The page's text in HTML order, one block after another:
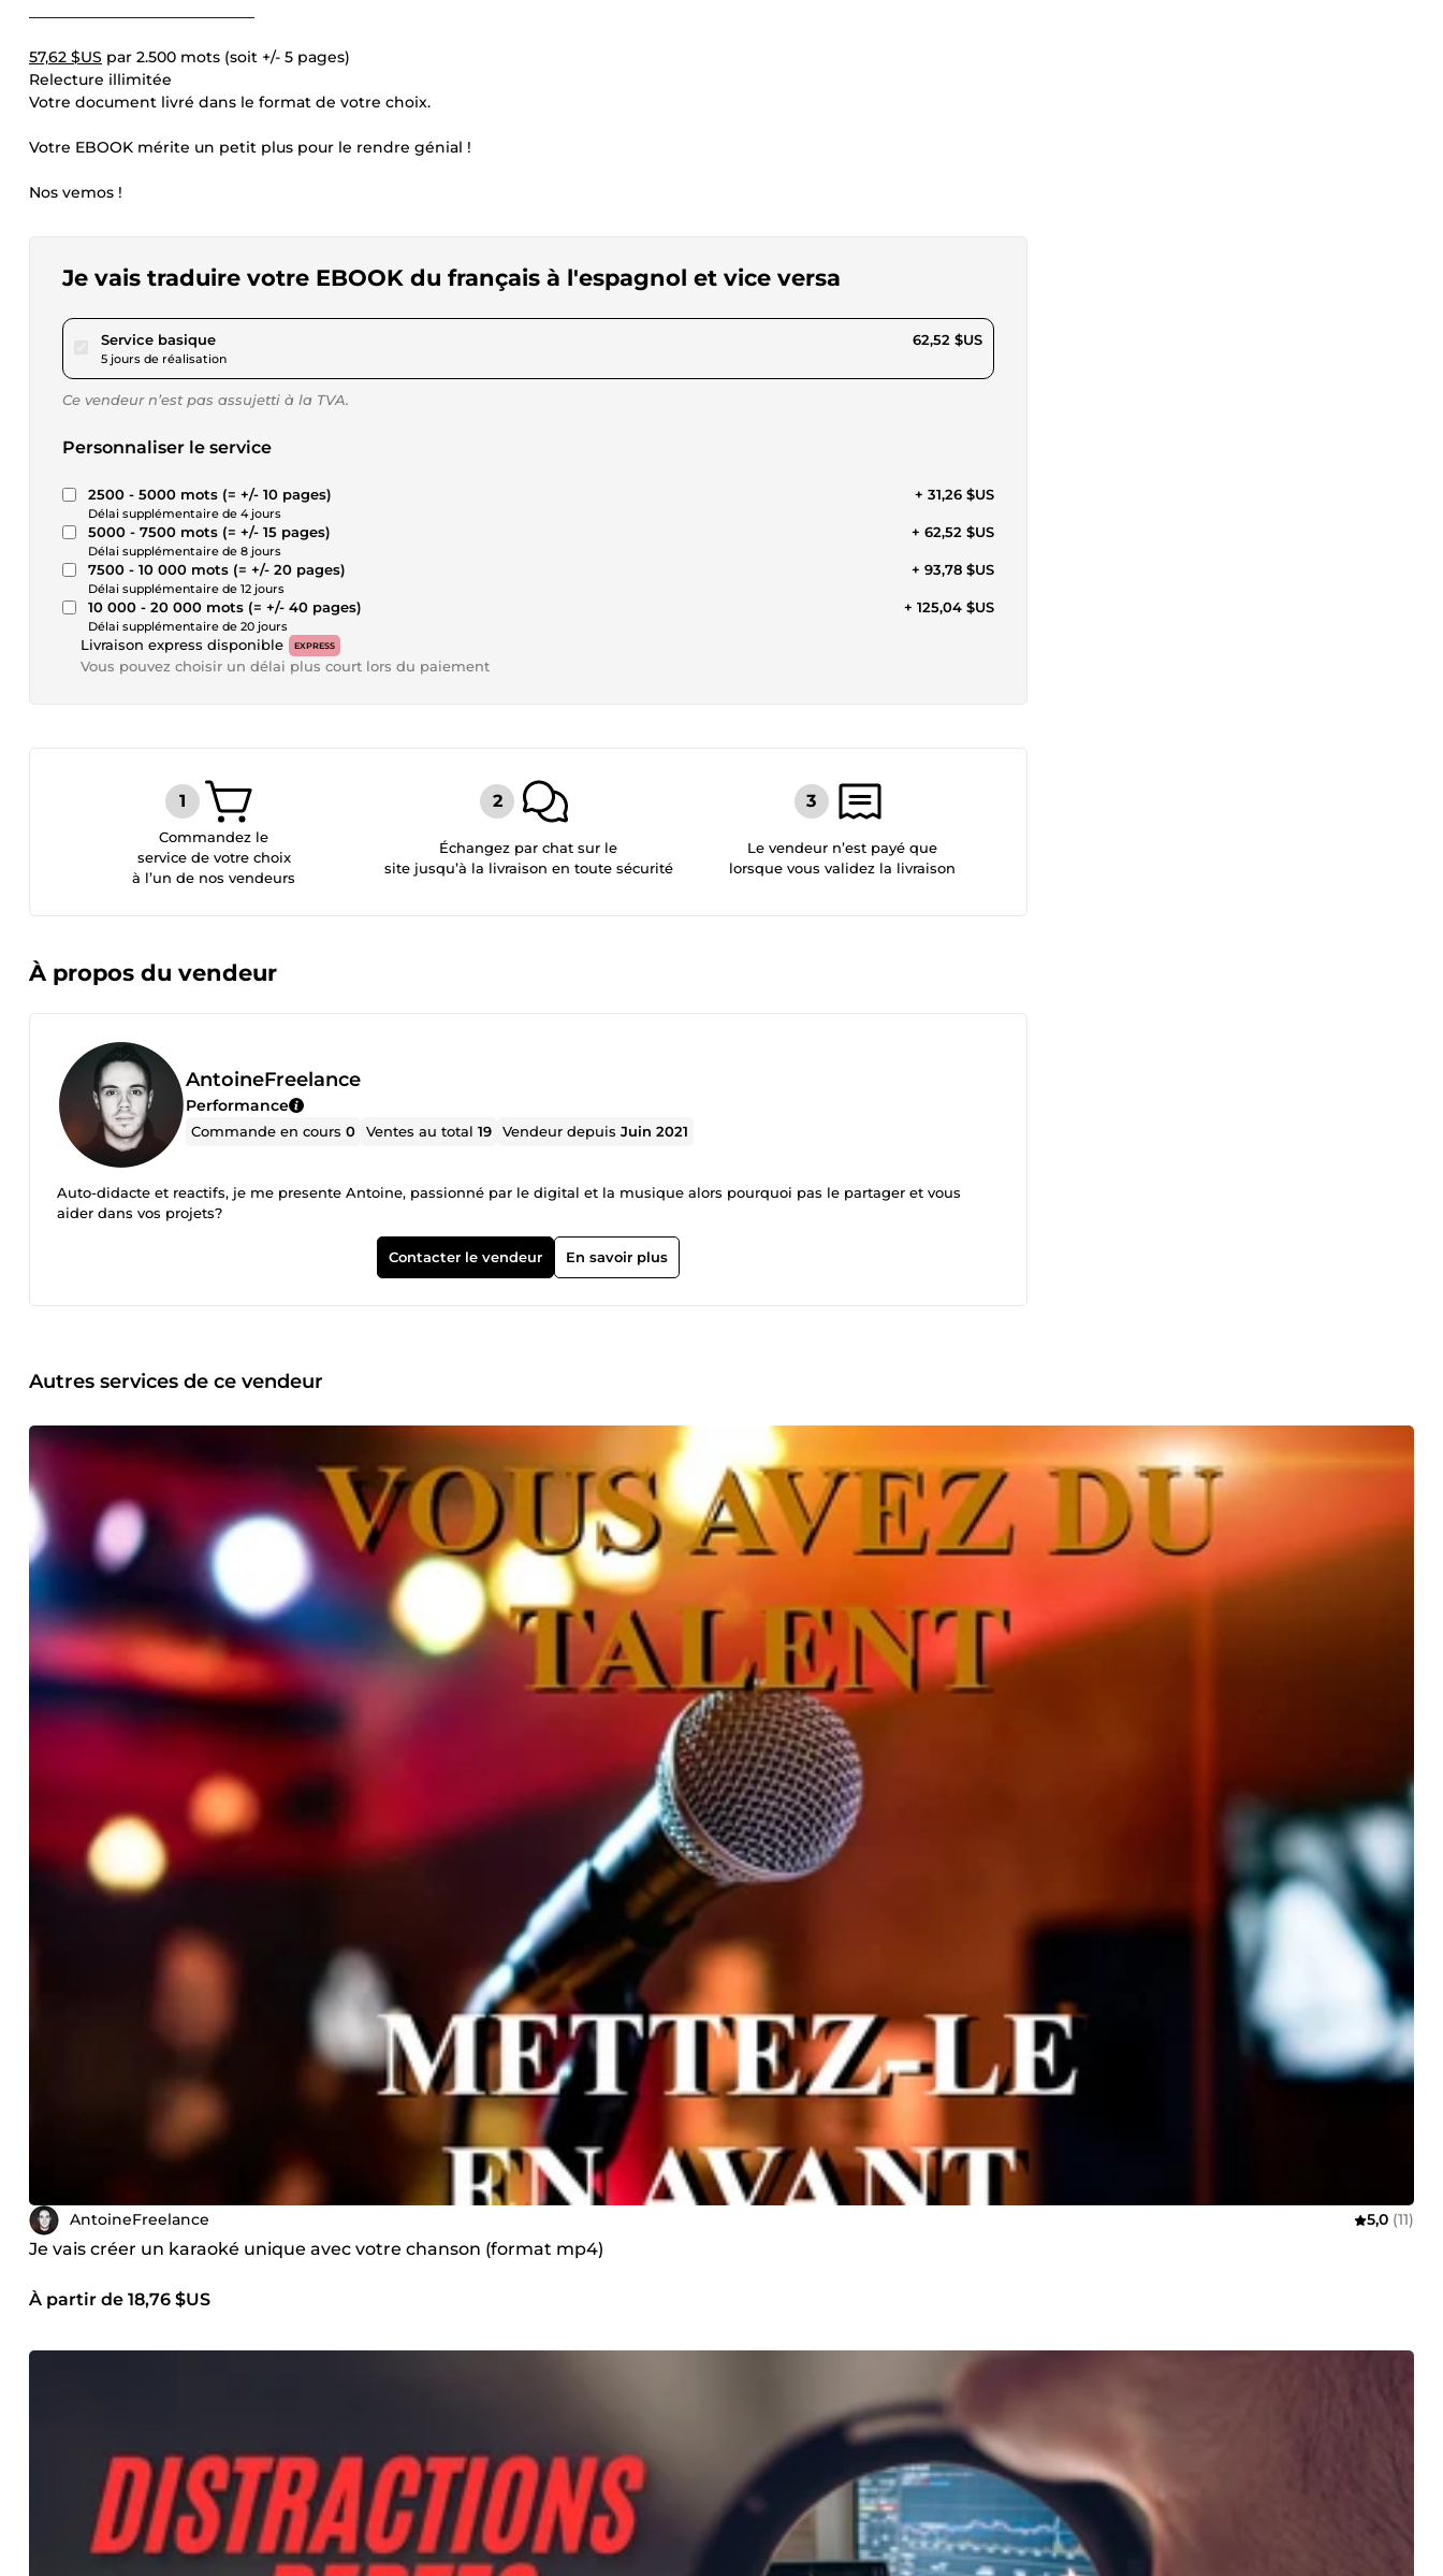
57,62 $US par 2.500 mots (soit +/- 5 pages)
Relecture illimitée
Votre document livré dans le format de votre choix.
Votre EBOOK mérite un petit plus pour le rendre génial !
Nos vemos !
Je vais traduire votre EBOOK du français à l'espagnol et vice versa
Service basiquepour 57,62 $US
5 jours de réalisation
62,52 $US
Ce vendeur n’est pas assujetti à la TVA.
Personnaliser le service
2500 - 5000 mots (= +/- 10 pages)
Délai supplémentaire de 4 jours
+ 31,26 $US
5000 - 7500 mots (= +/- 15 pages)
Délai supplémentaire de 8 jours
+ 62,52 $US
7500 - 10 000 mots (= +/- 20 pages)
Délai supplémentaire de 12 jours
+ 93,78 $US
10 000 - 20 000 mots (= +/- 40 pages)
Délai supplémentaire de 20 jours
+ 125,04 $US
Livraison express disponible EXPRESS
Vous pouvez choisir un délai plus court lors du paiement
Commandez le
service de votre choix
à l’un de nos vendeurs
Échangez par chat sur le
site jusqu’à la livraison en toute sécurité
Le vendeur n’est payé que
lorsque vous validez la livraison
À propos du vendeur
AntoineFreelance
Performance
Commande en cours0 Ventes au total19 Vendeur depuisJuin 2021
Auto-didacte et reactifs, je me presente Antoine, passionné par le digital et la musique alors pourquoi pas le partager et vous
aider dans vos projets?
Contacter le vendeur En savoir plus
Autres services de ce vendeur
AntoineFreelance 5,0 (11)
Je vais créer un karaoké unique avec votre chanson (format mp4)
À partir de 18,76 $US